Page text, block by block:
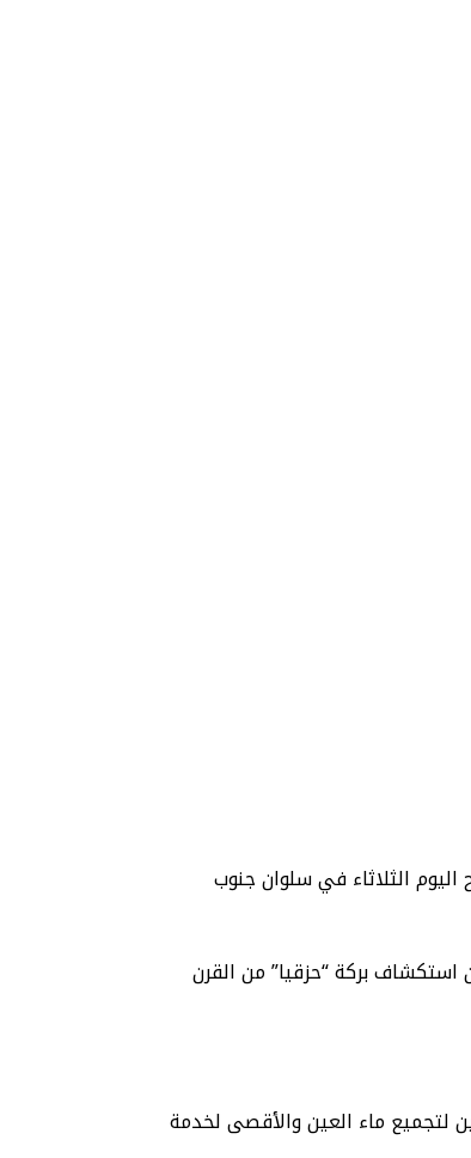
الثلاثاء في سلوان جنوب
وتاريخيا وأثرياً) بمساحة 5 دونمات، ويدعي المستوطنون استكشاف بركة “حزقيا” من القرن
لتجميع ماء العين والأقصى لخدمة